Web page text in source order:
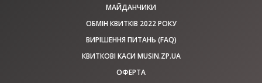
МАЙДАНЧИКИ
ОБМІН КВИТКІВ 2022 РОКУ
ВИРІШЕННЯ ПИТАНЬ (FAQ)
КВИТКОВІ КАСИ MUSIN.ZP.UA
ОФЕРТА